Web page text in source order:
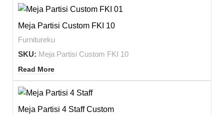
Meja Partisi Custom FKI 10
Furnitureku
SKU: Meja Partisi Custom FKI 10
Read More
Meja Partisi 4 Staff Custom